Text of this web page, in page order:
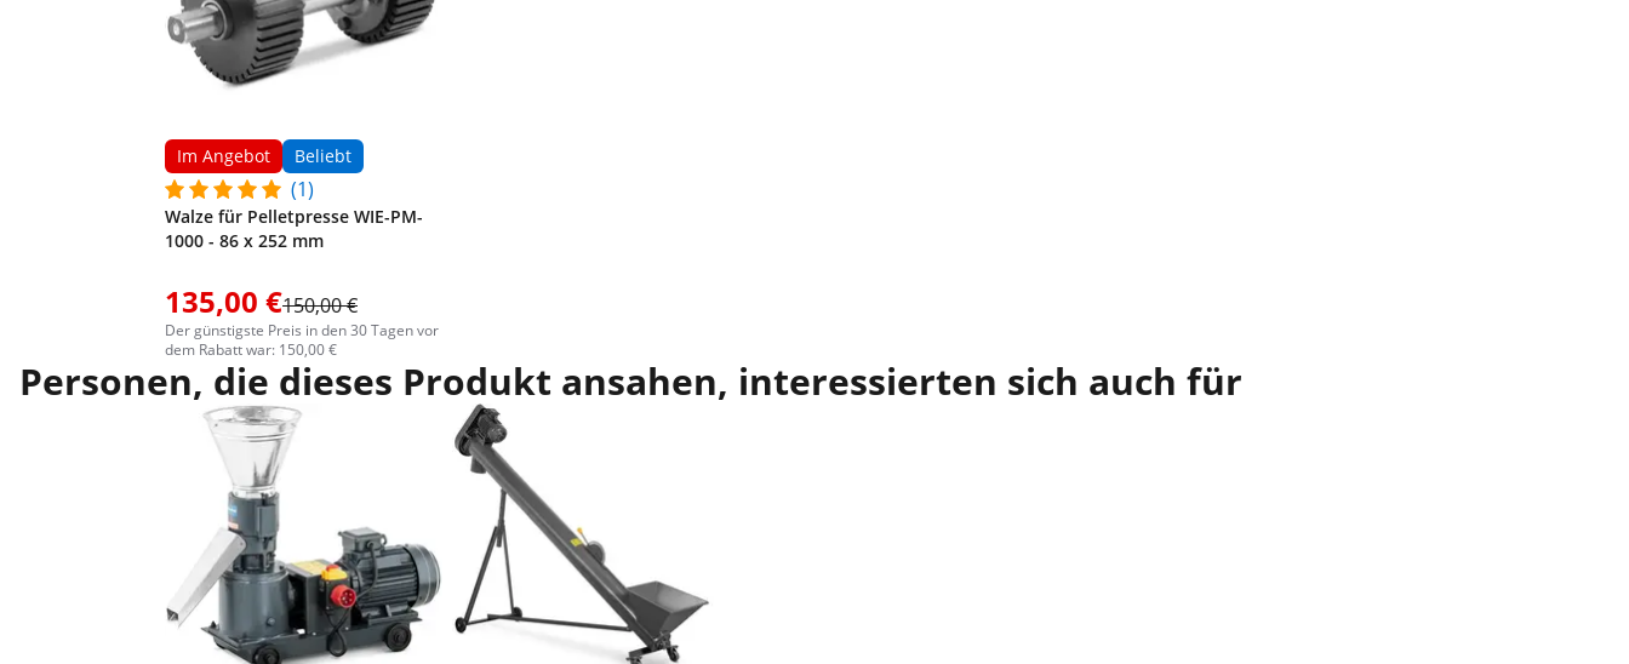
Im Angebot Beliebt
(1)
Walze für Pelletpresse WIE-PM-
1000 - 86 x 252 mm
135,00 €150,00 €
Der günstigste Preis in den 30 Tagen vor
dem Rabatt war: 150,00 €
Personen, die dieses Produkt ansahen, interessierten sich auch für